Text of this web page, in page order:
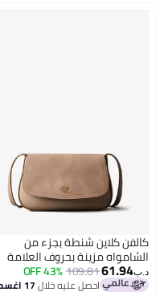
كالفن كلاين شنطة بجزء من
الشامواه مزينة بحروف العلامة
التجارية بتصميم سلسلة
د.ب‏61.94
109.81
43% OFF
احصل عليه خلال17 اغسطس